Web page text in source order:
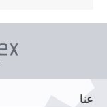
عنا